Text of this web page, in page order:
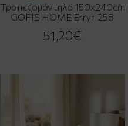
Τραπεζομάντηλο 150x240cm
GOFIS HOME Erryn 258
51,20€